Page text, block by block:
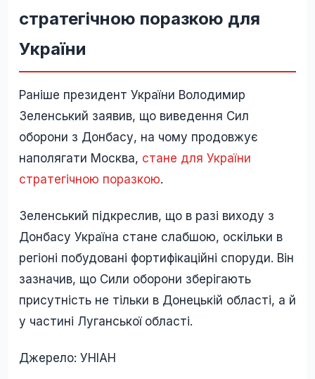
стратегічною поразкою для
України
Раніше президент України Володимир
Зеленський заявив, що виведення Сил
оборони з Донбасу, на чому продовжує
наполягати Москва, стане для України
стратегічною поразкою.
Зеленський підкреслив, що в разі виходу з
Донбасу Україна стане слабшою, оскільки в
регіоні побудовані фортифікаційні споруди. Він
зазначив, що Сили оборони зберігають
присутність не тільки в Донецькій області, а й
у частині Луганської області.
Джерело: УНІАН